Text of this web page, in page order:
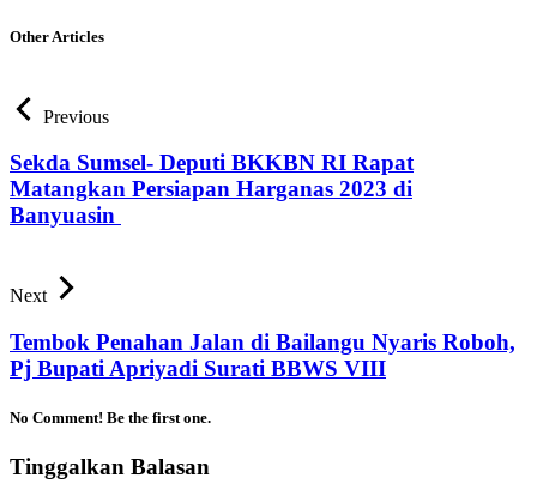
Other Articles
Previous
Sekda Sumsel- Deputi BKKBN RI Rapat
Matangkan Persiapan Harganas 2023 di
Banyuasin
Next
Tembok Penahan Jalan di Bailangu Nyaris Roboh,
Pj Bupati Apriyadi Surati BBWS VIII
No Comment! Be the first one.
Tinggalkan Balasan